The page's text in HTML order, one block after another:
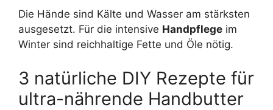
Die Hände sind Kälte und Wasser am stärksten
ausgesetzt. Für die intensive Handpflege im
Winter sind reichhaltige Fette und Öle nötig.
3 natürliche DIY Rezepte für
ultra-nährende Handbutter